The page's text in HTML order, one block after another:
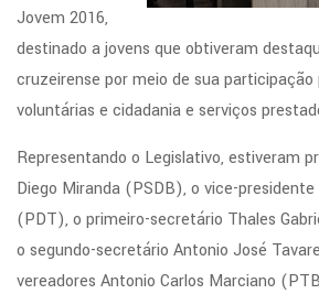
Jovem 2016,
destinado a jovens que obtiveram
cruzeirense por meio de sua participação
voluntárias e cidadania e serviços
Representando o Legislativo, estiveram
Diego Miranda (PSDB), o vice-presidente
(PDT), o primeiro-secretário Thales
o segundo-secretário Antonio José
vereadores Antonio Carlos Marciano